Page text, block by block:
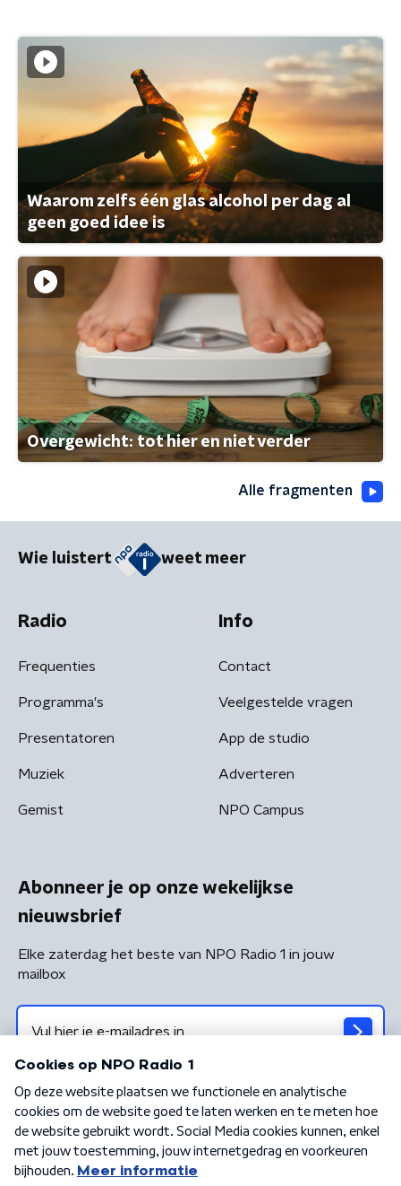
Waarom zelfs één glas alcohol per dag al
geen goed idee is
Overgewicht: tot hier en niet verder
Alle fragmenten
Wie luistert weet meer
Radio
Frequenties
Programma's
Presentatoren
Muziek
Gemist
Info
Contact
Veelgestelde vragen
App de studio
Adverteren
NPO Campus
Abonneer je op onze wekelijkse
nieuwsbrief
Elke zaterdag het beste van NPO Radio 1 in jouw
mailbox
Algemene voorwaarden